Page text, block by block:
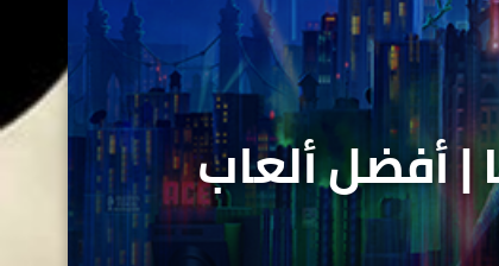
مراجعة Lego Batman: Legacy of the Dark Knight | أفضل ألعاب